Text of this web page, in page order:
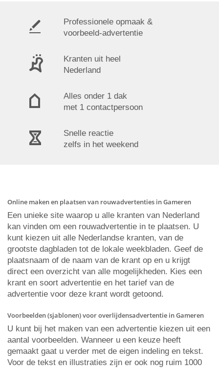
Professionele opmaak &
voorbeeld-advertentie
Kranten uit heel
Nederland
Alles onder 1 dak
met 1 contactpersoon
Snelle reactie
zelfs in het weekend
Online maken en plaatsen van rouwadvertenties in Gameren
Een unieke site waarop u alle kranten van Nederland
kan vinden om een rouwadvertentie in te plaatsen. U
kunt kiezen uit alle Nederlandse kranten, van de
grootste dagbladen tot de lokale weekbladen. Geef de
plaatsnaam of de naam van de krant op en u krijgt
direct een overzicht van alle mogelijkheden. Kies een
krant en soort advertentie en het tarief van de
advertentie voor deze krant wordt getoond.
Voorbeelden (sjablonen) voor overlijdensadvertentie in Gameren
U kunt bij het maken van een advertentie kiezen uit een
aantal voorbeelden. Wanneer u een keuze heeft
gemaakt gaat u verder met de eigen indeling en tekst.
Voor de tekst en illustraties zijn er ook nog ruim 1000